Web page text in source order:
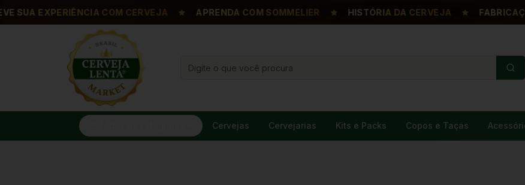
EXPERIÊNCIA COM CERVEJA APRENDA COM SOMMELIER HISTÓRIA DA CERVEJA FABRICAÇÃO
Cervejas Cervejarias Kits e Packs Copos e Taças